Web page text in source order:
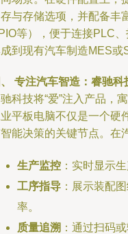
与存储选项，并配备丰
等），便于连接PLC
到现有汽车制造MES或
专注汽车智造：睿驰科
科技将“爱”注入产品，
平板电脑不仅是一个硬
能决策的关键节点。在
生产监控 ：实时显示
工序指导 ：展示装配
率。
质量追溯 ：通过扫码